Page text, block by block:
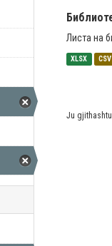
Листа на
XLSX CSV
Ju